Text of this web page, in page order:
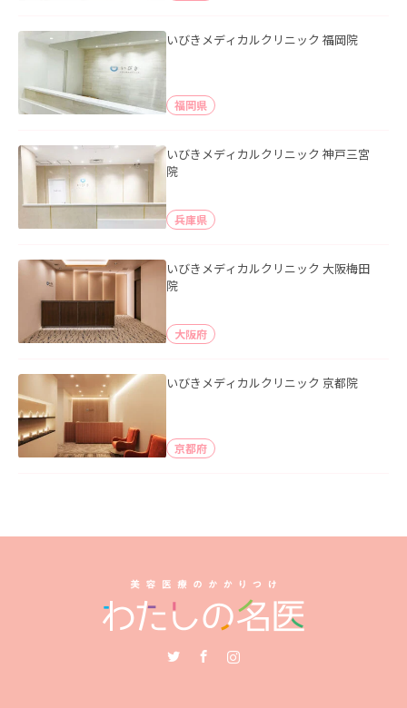
いびきメディカルクリニック 福岡院
福岡県
いびきメディカルクリニック 神戸三宮
院
兵庫県
いびきメディカルクリニック 大阪梅田
院
大阪府
いびきメディカルクリニック 京都院
京都府